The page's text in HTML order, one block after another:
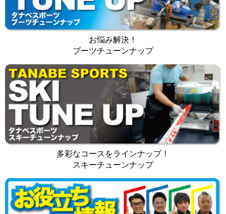
お悩み解決！
ブーツチューンナップ
多彩なコースをラインナップ！
スキーチューンナップ